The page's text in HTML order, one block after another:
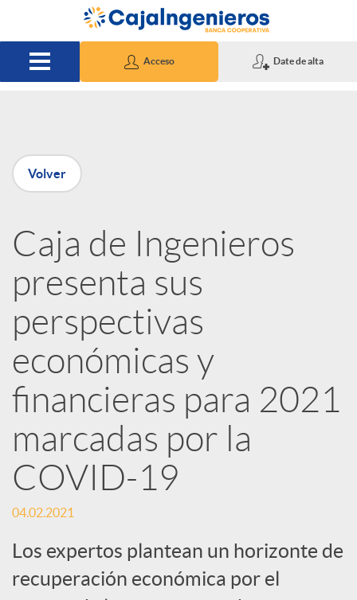
Saltar al contenido principal
Acceso Date de alta
P
u
b
l
i
c
a
d
o
Volver
Caja de Ingenieros
presenta sus
perspectivas
económicas y
financieras para 2021
marcadas por la
COVID-19
04.02.2021
Los expertos plantean un horizonte de
recuperación económica por el